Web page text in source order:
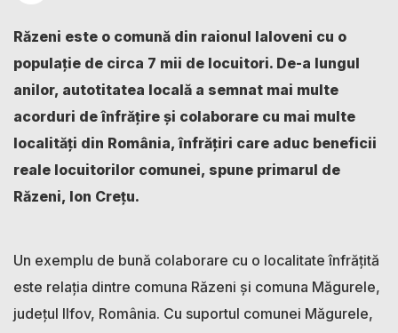
Răzeni este o comună din raionul Ialoveni cu o
populație de circa 7 mii de locuitori. De-a lungul
anilor, autotitatea locală a semnat mai multe
acorduri de înfrățire și colaborare cu mai multe
localități din România, înfrățiri care aduc beneficii
reale locuitorilor comunei, spune primarul de
Răzeni, Ion Crețu.
Un exemplu de bună colaborare cu o localitate înfrățită
este relația dintre comuna Răzeni și comuna Măgurele,
județul Ilfov, România. Cu suportul comunei Măgurele,